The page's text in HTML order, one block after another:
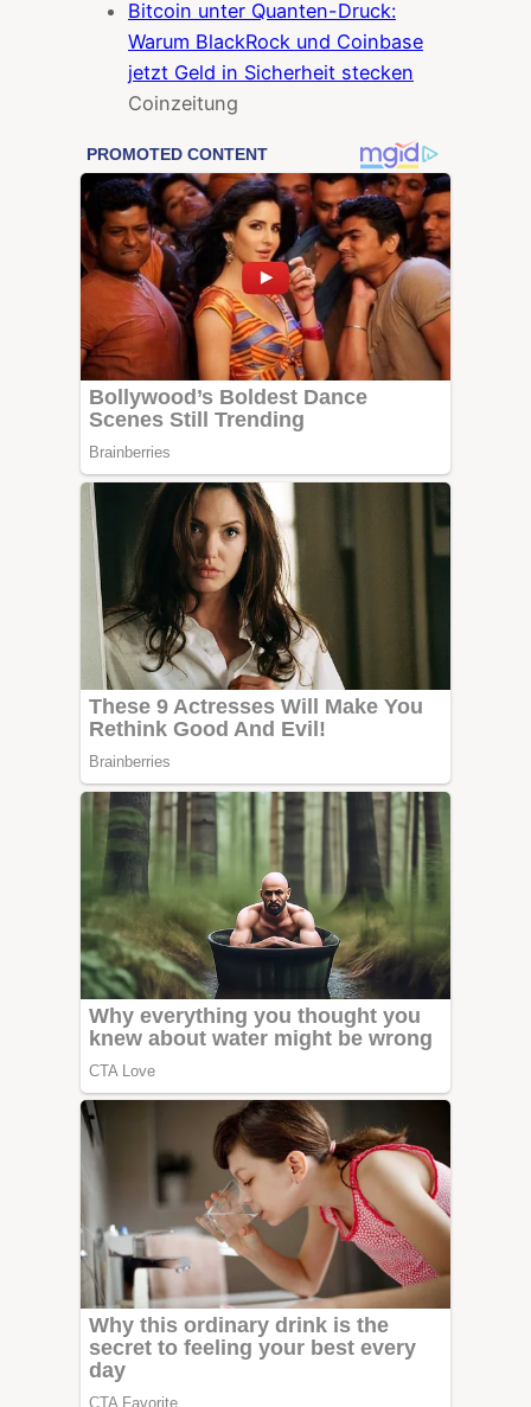
Bitcoin unter Quanten-Druck:
Warum BlackRock und Coinbase
jetzt Geld in Sicherheit stecken
Coinzeitung